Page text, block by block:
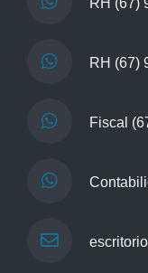
RH (67)
RH (67)
Fiscal